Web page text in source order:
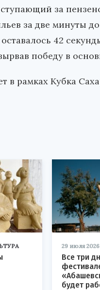
за
за две минуты
42
победу в
в рамках Кубка
29 июля 2026
Все три
будет